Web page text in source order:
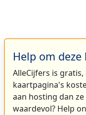
Help om
AlleCijfers is
kaartpagina's
aan hosting dan
waardevol? Help